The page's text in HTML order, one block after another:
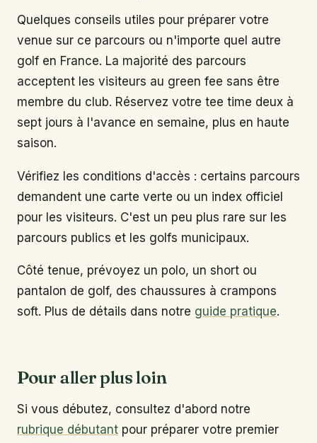
Quelques conseils utiles pour préparer votre
venue sur ce parcours ou n'importe quel autre
golf en France. La majorité des parcours
acceptent les visiteurs au green fee sans être
membre du club. Réservez votre tee time deux à
sept jours à l'avance en semaine, plus en haute
saison.
Vérifiez les conditions d'accès : certains parcours
demandent une carte verte ou un index officiel
pour les visiteurs. C'est un peu plus rare sur les
parcours publics et les golfs municipaux.
Côté tenue, prévoyez un polo, un short ou
pantalon de golf, des chaussures à crampons
soft. Plus de détails dans notre guide pratique.
Pour aller plus loin
Si vous débutez, consultez d'abord notre
rubrique débutant pour préparer votre premier